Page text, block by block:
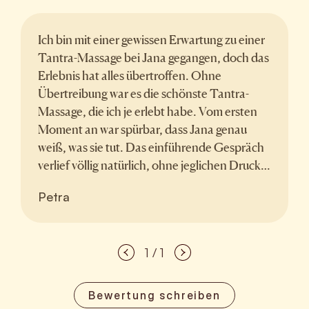
Ich bin mit einer gewissen Erwartung zu einer
Tantra-Massage bei Jana gegangen, doch das
Erlebnis hat alles übertroffen. Ohne
Übertreibung war es die schönste Tantra-
Massage, die ich je erlebt habe. Vom ersten
Moment an war spürbar, dass Jana genau
weiß, was sie tut. Das einführende Gespräch
verlief völlig natürlich, ohne jeglichen Druck,
ich mich vollkommen entspannen konnte.
und die gesamte Tantra-Massage verlief mit
Präsenz. Ich muss zugeben, dass ich mir bei
Petra
1 / 1
Bewertung schreiben